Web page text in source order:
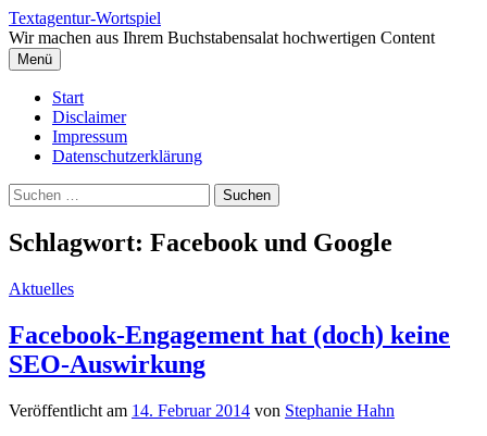
Springe
zum
Inhalt
Textagentur-Wortspiel
Wir machen aus Ihrem Buchstabensalat hochwertigen Content
Menü
Start
Disclaimer
Impressum
Datenschutzerklärung
Suchen
nach:
Schlagwort: Facebook und Google
Aktuelles
Facebook-Engagement hat (doch) keine
SEO-Auswirkung
Veröffentlicht am 14. Februar 2014 von Stephanie Hahn